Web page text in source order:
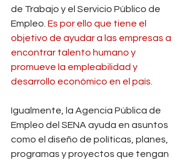
de Trabajo y el Servicio Público de
Empleo. Es por ello que tiene el
objetivo de ayudar a las empresas a
encontrar talento humano y
promueve la empleabilidad y
desarrollo económico en el país.
Igualmente, la Agencia Pública de
Empleo del SENA ayuda en asuntos
como el diseño de políticas, planes,
programas y proyectos que tengan